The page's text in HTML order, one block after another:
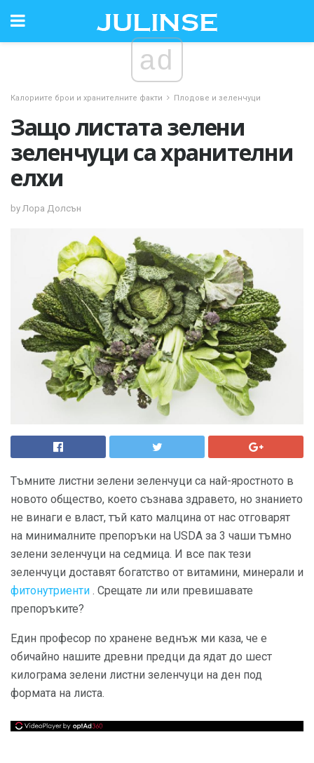
ad
Калориите брои и хранителните факти Плодове и зеленчуци
Защо листата зелени
зеленчуци са хранителни
елхи
by Лора Долсън
Тъмните листни зелени зеленчуци са най-яростното в
новото общество, което съзнава здравето, но знанието
не винаги е власт, тъй като малцина от нас отговарят
на минималните препоръки на USDA за 3 чаши тъмно
зелени зеленчуци на седмица. И все пак тези
зеленчуци доставят богатство от витамини, минерали и
фитонутриенти . Срещате ли или превишавате
препоръките?
Един професор по хранене веднъж ми каза, че е
обичайно нашите древни предци да ядат до шест
килограма зелени листни зеленчуци на ден под
формата на листа.